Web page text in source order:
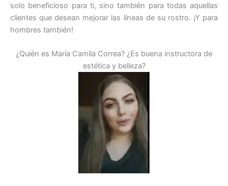
solo beneficioso para ti, sino también para todas aquellas
clientes que desean mejorar las líneas de su rostro. ¡Y para
hombres también!
¿Quién es María Camila Correa? ¿Es buena instructora de
estética y belleza?